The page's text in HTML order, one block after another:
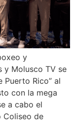
y
y Molusco TV se
Puerto Rico” al
con la mega
a cabo el
Coliseo de